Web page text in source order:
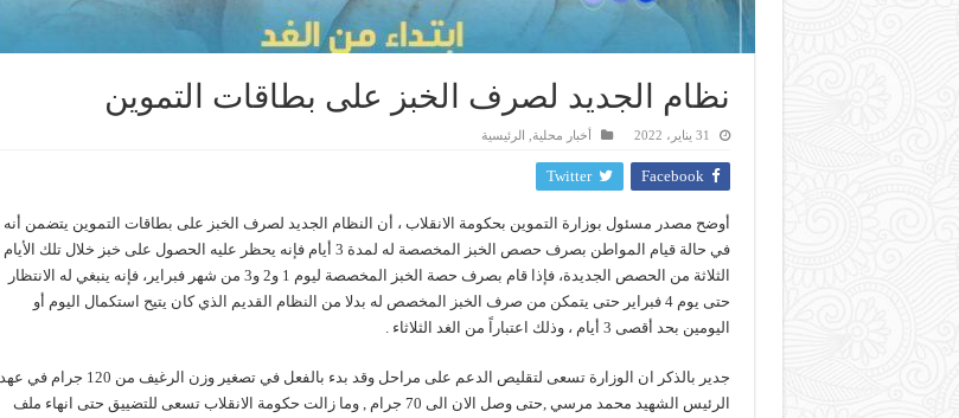
نظام الجديد لصرف الخبز على بطاقات التموين
31 يناير، 2022 أخبار محلية الرئيسية
Facebook
Twitter
أوضح مصدر مسئول بوزارة التموين بحكومة الانقلاب ، أن النظام الجديد لصرف الخبز على بطاقات التموين يتضمن أنه
في حالة قيام المواطن بصرف حصص الخبز المخصصة له لمدة 3 أيام فإنه يحظر عليه الحصول على خبز خلال تلك الأيام
الثلاثة من الحصص الجديدة، فإذا قام بصرف حصة الخبز المخصصة ليوم 1 و2 و3 من شهر فبراير، فإنه ينبغي له الانتظار
حتى يوم 4 فبراير حتى يتمكن من صرف الخبز المخصص له بدلا من النظام القديم الذي كان يتيح استكمال اليوم أو
اليومين بحد أقصى 3 أيام ، وذلك اعتباراً من الغد الثلاثاء .
جدير بالذكر ان الوزارة تسعى لتقليص الدعم على مراحل وقد بدء بالفعل في تصغير وزن الرغيف من 120 جرام في عهد
الرئيس الشهيد محمد مرسي ,حتى وصل الان الى 70 جرام , وما زالت حكومة الانقلاب تسعى للتضييق حتى انهاء ملف